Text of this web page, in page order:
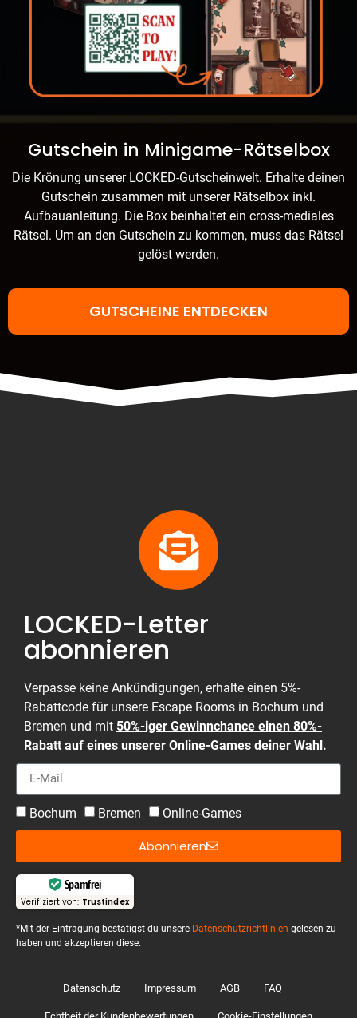
Gutschein in Minigame-Rätselbox
Die Krönung unserer LOCKED-Gutscheinwelt. Erhalte deinen
Gutschein zusammen mit unserer Rätselbox inkl.
Aufbauanleitung. Die Box beinhaltet ein cross-mediales
Rätsel. Um an den Gutschein zu kommen, muss das Rätsel
gelöst werden.
GUTSCHEINE ENTDECKEN
LOCKED-Letter
abonnieren
Verpasse keine Ankündigungen, erhalte einen 5%-
Rabattcode für unsere Escape Rooms in Bochum und
Bremen und mit 50%-iger Gewinnchance einen 80%-
Rabatt auf eines unserer Online-Games deiner Wahl.
Bochum Bremen Online-Games
Abonnieren
Spamfrei
Verifiziert von: Trustindex
*Mit der Eintragung bestätigst du unsere Datenschutzrichtlinien gelesen zu
haben und akzeptieren diese.
Datenschutz Impressum AGB FAQ